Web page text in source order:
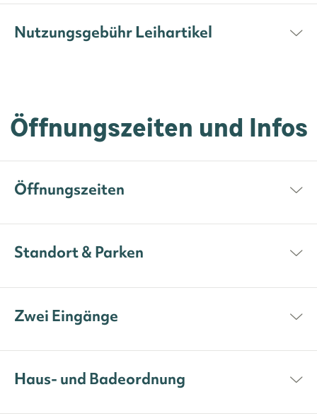
Nutzungsgebühr Leihartikel
Öffnungszeiten und Infos
Öffnungszeiten
Standort & Parken
Zwei Eingänge
Haus- und Badeordnung